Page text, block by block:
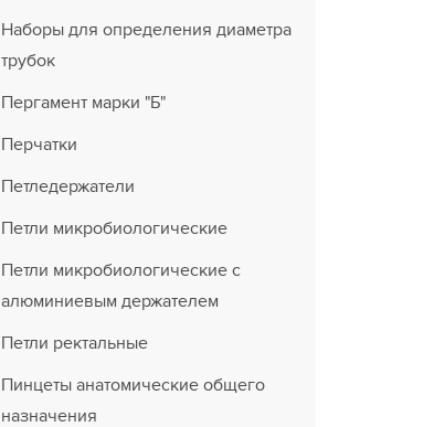
Наборы для определения диаметра
трубок
Пергамент марки "Б"
Перчатки
Петледержатели
Петли микробиологические
Петли микробиологические с
алюминиевым держателем
Петли ректальные
Пинцеты анатомические общего
назначения